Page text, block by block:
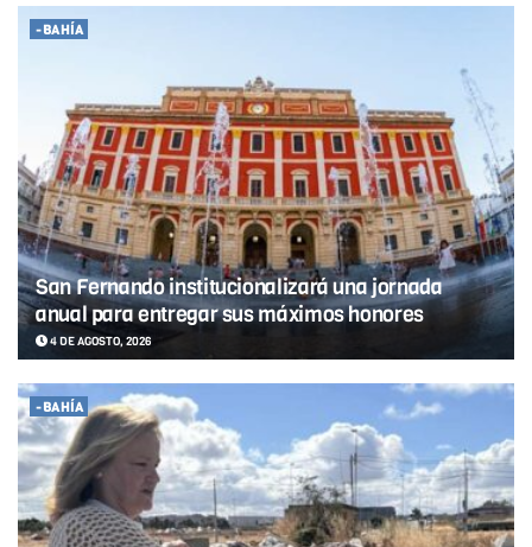
-BAHÍA
San Fernando institucionalizará una jornada
anual para entregar sus máximos honores
4 DE AGOSTO, 2026
-BAHÍA